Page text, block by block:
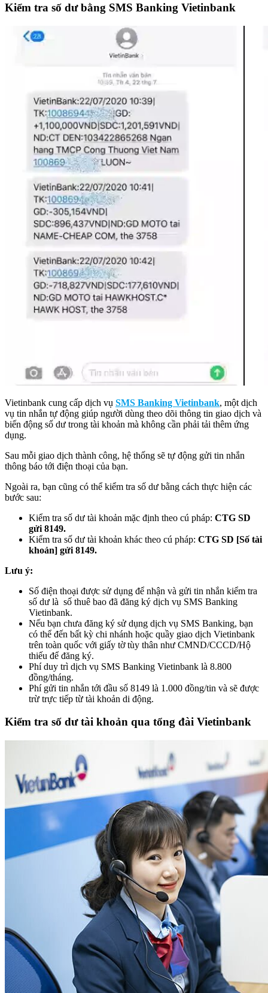
Kiểm tra số dư bằng SMS Banking Vietinbank
Vietinbank cung cấp dịch vụ SMS Banking Vietinbank, một dịch
vụ tin nhắn tự động giúp người dùng theo dõi thông tin giao dịch và
biến động số dư trong tài khoản mà không cần phải tải thêm ứng
dụng.
Sau mỗi giao dịch thành công, hệ thống sẽ tự động gửi tin nhắn
thông báo tới điện thoại của bạn.
Ngoài ra, bạn cũng có thể kiểm tra số dư bằng cách thực hiện các
bước sau:
Kiểm tra số dư tài khoản mặc định theo cú pháp: CTG SD
gửi 8149.
Kiểm tra số dư tài khoản khác theo cú pháp: CTG SD [Số tài
khoản] gửi 8149.
Lưu ý:
Số điện thoại được sử dụng để nhận và gửi tin nhắn kiểm tra
số dư là số thuê bao đã đăng ký dịch vụ SMS Banking
Vietinbank.
Nếu bạn chưa đăng ký sử dụng dịch vụ SMS Banking, bạn
có thể đến bất kỳ chi nhánh hoặc quầy giao dịch Vietinbank
trên toàn quốc với giấy tờ tùy thân như CMND/CCCD/Hộ
thiếu để đăng ký.
Phí duy trì dịch vụ SMS Banking Vietinbank là 8.800
đồng/tháng.
Phí gửi tin nhắn tới đầu số 8149 là 1.000 đồng/tin và sẽ được
trừ trực tiếp từ tài khoản di động.
Kiểm tra số dư tài khoản qua tổng đài Vietinbank